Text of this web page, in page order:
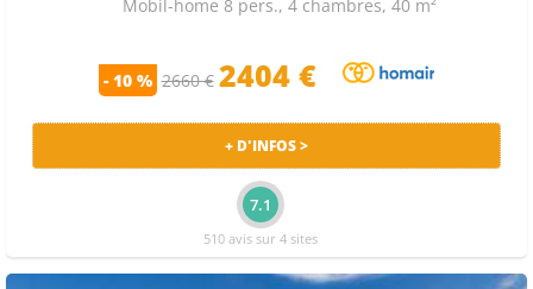
Mobil-home 8 pers., 4 chambres, 40 m²
- 10 % 2660 € 2404 €
+ D'INFOS >
7.1
510 avis sur 4 sites